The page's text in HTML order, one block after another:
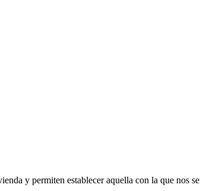
y permiten establecer aquella con la que nos